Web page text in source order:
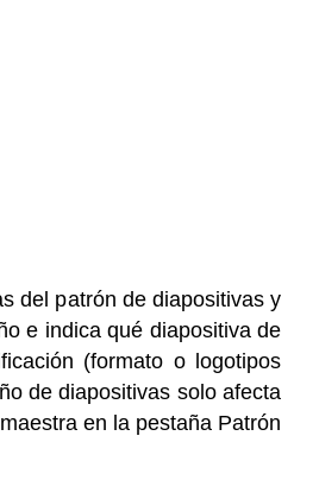
del patrón de diapositivas y
e indica qué diapositiva de
(formato o logotipos
de diapositivas solo afecta
en la pestaña Patrón